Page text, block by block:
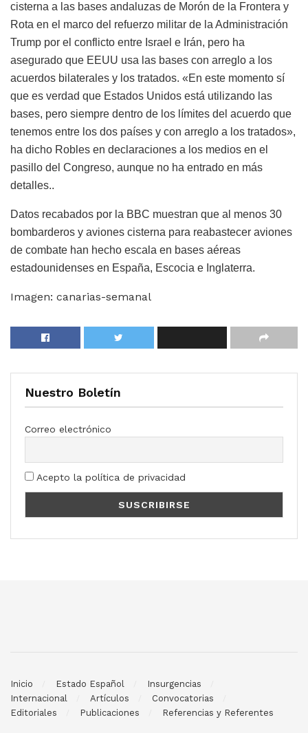
cisterna a las bases andaluzas de Morón de la Frontera y
Rota en el marco del refuerzo militar de la Administración
Trump por el conflicto entre Israel e Irán, pero ha
asegurado que EEUU usa las bases con arreglo a los
acuerdos bilaterales y los tratados. «En este momento sí
que es verdad que Estados Unidos está utilizando las
bases, pero siempre dentro de los límites del acuerdo que
tenemos entre los dos países y con arreglo a los tratados»,
ha dicho Robles en declaraciones a los medios en el
pasillo del Congreso, aunque no ha entrado en más
detalles..
Datos recabados por la BBC muestran que al menos 30
bombarderos y aviones cisterna para reabastecer aviones
de combate han hecho escala en bases aéreas
estadounidenses en España, Escocia e Inglaterra.
Imagen: canarias-semanal
Nuestro Boletín
Correo electrónico
Acepto la política de privacidad
Inicio Estado Español
Insurgencias
Internacional
Artículos
Convocatorias
Editoriales
Publicaciones Referencias y Referentes